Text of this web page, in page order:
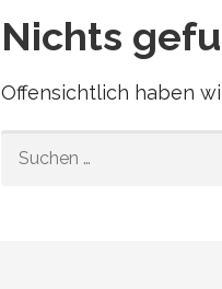
Nichts
Offensichtlich haben
NACH: